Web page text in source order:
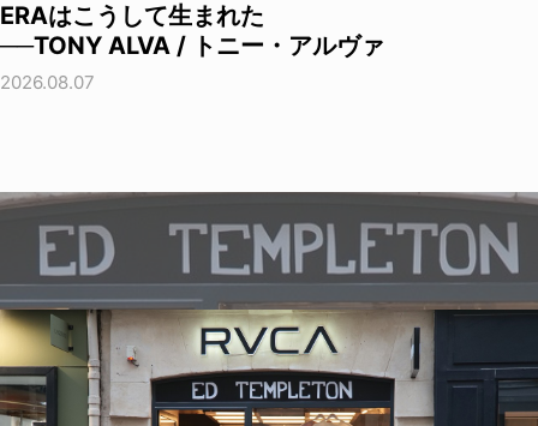
ERAはこうして生まれた
──TONY ALVA / トニー・アルヴァ
2026.08.07